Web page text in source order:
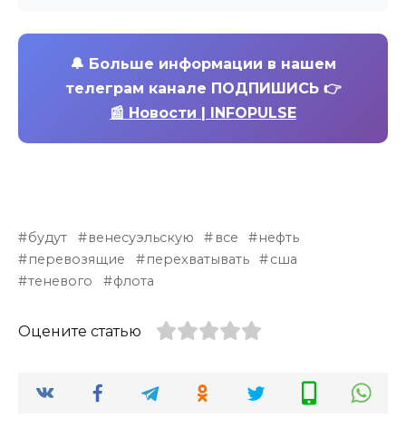
🔔 Больше информации в нашем
телеграм канале ПОДПИШИСЬ 👉
📰 Новости | INFOPULSE
будут венесуэльскую все
нефть
перевозящие
перехватывать
сша
теневого
флота
Оцените статью